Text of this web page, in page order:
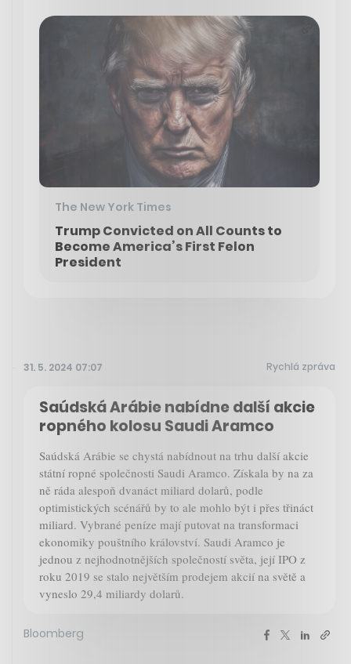
The New York Times
Trump Convicted on All Counts to
Become America’s First Felon
President
31. 5. 2024 07:07 Rychlá zpráva
Saúdská Arábie nabídne další akcie
ropného kolosu Saudi Aramco
Saúdská Arábie se chystá nabídnout na trhu další akcie
státní ropné společnosti Saudi Aramco. Získala by na za
ně ráda alespoň dvanáct miliard dolarů, podle
optimistických scénářů by to ale mohlo být i přes třináct
miliard. Vybrané peníze mají putovat na transformaci
ekonomiky pouštního království. Saudi Aramco je
jednou z nejhodnotnějších společností světa, její IPO z
roku 2019 se stalo největším prodejem akcií na světě a
vyneslo 29,4 miliardy dolarů.
Bloomberg